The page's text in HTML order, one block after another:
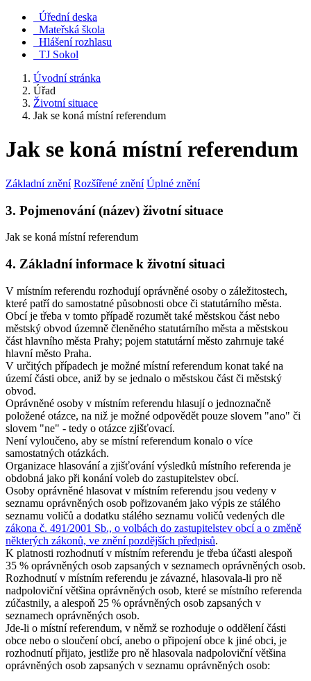
Úřední deska
Mateřská škola
Hlášení rozhlasu
TJ Sokol
Úvodní stránka
Úřad
Životní situace
Jak se koná místní referendum
Jak se koná místní referendum
Základní znění Rozšířené znění Úplné znění
3. Pojmenování (název) životní situace
Jak se koná místní referendum
4. Základní informace k životní situaci
V místním referendu rozhodují oprávněné osoby o záležitostech,
které patří do samostatné působnosti obce či statutárního města.
Obcí je třeba v tomto případě rozumět také městskou část nebo
městský obvod územně členěného statutárního města a městskou
část hlavního města Prahy; pojem statutární město zahrnuje také
hlavní město Praha.
V určitých případech je možné místní referendum konat také na
území části obce, aniž by se jednalo o městskou část či městský
obvod.
Oprávněné osoby v místním referendu hlasují o jednoznačně
položené otázce, na niž je možné odpovědět pouze slovem "ano" či
slovem "ne" - tedy o otázce zjišťovací.
Není vyloučeno, aby se místní referendum konalo o více
samostatných otázkách.
Organizace hlasování a zjišťování výsledků místního referenda je
obdobná jako při konání voleb do zastupitelstev obcí.
Osoby oprávněné hlasovat v místním referendu jsou vedeny v
seznamu oprávněných osob pořizovaném jako výpis ze stálého
seznamu voličů a dodatku stálého seznamu voličů vedených dle
zákona č. 491/2001 Sb., o volbách do zastupitelstev obcí a o změně
některých zákonů, ve znění pozdějších předpisů.
K platnosti rozhodnutí v místním referendu je třeba účasti alespoň
35 % oprávněných osob zapsaných v seznamech oprávněných osob.
Rozhodnutí v místním referendu je závazné, hlasovala-li pro ně
nadpoloviční většina oprávněných osob, které se místního referenda
zúčastnily, a alespoň 25 % oprávněných osob zapsaných v
seznamech oprávněných osob.
Jde-li o místní referendum, v němž se rozhoduje o oddělení části
obce nebo o sloučení obcí, anebo o připojení obce k jiné obci, je
rozhodnutí přijato, jestliže pro ně hlasovala nadpoloviční většina
oprávněných osob zapsaných v seznamu oprávněných osob: